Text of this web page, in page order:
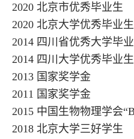
2020 北京市优秀毕业生
2020 北京大学优秀毕业生
2014 四川省优秀大学毕
2014 四川大学优秀毕业
2013 国家奖学金
2011 国家奖学金
2015 中国生物物理学会
2018 北京大学三好学生